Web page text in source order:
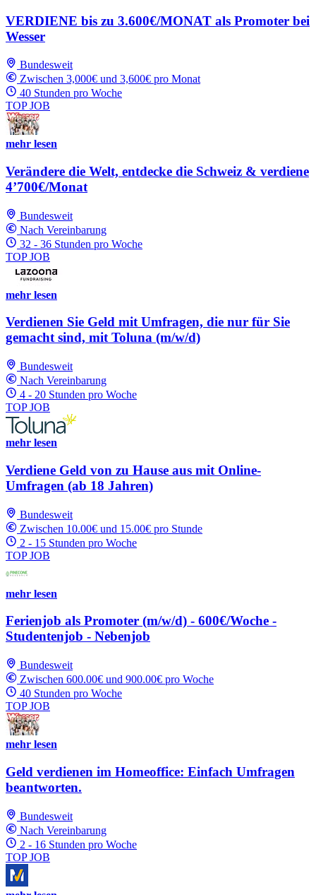
VERDIENE bis zu 3.600€/MONAT als Promoter bei
Wesser
Bundesweit
Zwischen 3,000€ und 3,600€ pro Monat
40 Stunden pro Woche
TOP JOB
mehr lesen
Verändere die Welt, entdecke die Schweiz & verdiene
4’700€/Monat
Bundesweit
Nach Vereinbarung
32 - 36 Stunden pro Woche
TOP JOB
mehr lesen
Verdienen Sie Geld mit Umfragen, die nur für Sie
gemacht sind, mit Toluna (m/w/d)
Bundesweit
Nach Vereinbarung
4 - 20 Stunden pro Woche
TOP JOB
mehr lesen
Verdiene Geld von zu Hause aus mit Online-
Umfragen (ab 18 Jahren)
Bundesweit
Zwischen 10.00€ und 15.00€ pro Stunde
2 - 15 Stunden pro Woche
TOP JOB
mehr lesen
Ferienjob als Promoter (m/w/d) - 600€/Woche -
Studentenjob - Nebenjob
Bundesweit
Zwischen 600.00€ und 900.00€ pro Woche
40 Stunden pro Woche
TOP JOB
mehr lesen
Geld verdienen im Homeoffice: Einfach Umfragen
beantworten.
Bundesweit
Nach Vereinbarung
2 - 16 Stunden pro Woche
TOP JOB